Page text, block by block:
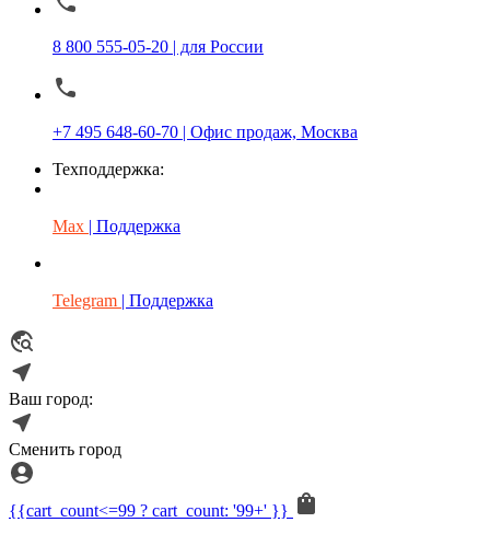
8 800 555-05-20 | для России
+7 495 648-60-70 | Офис продаж, Москва
Техподдержка:
Max | Поддержка
Telegram | Поддержка
Ваш город:
Сменить город
{{cart_count<=99 ? cart_count: '99+' }}